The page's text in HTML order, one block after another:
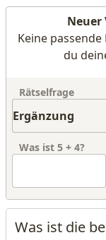
Neuer
Keine
du
Rätselfrage
Was ist 5 + 4?
Was ist die